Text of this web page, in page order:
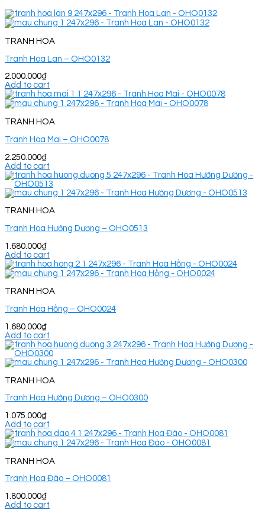
TRANH HOA
Tranh Hoa Lan – OHO0132
2.000.000₫
Add to cart
TRANH HOA
Tranh Hoa Mai – OHO0078
2.250.000₫
Add to cart
TRANH HOA
Tranh Hoa Hướng Dương – OHO0513
1.680.000₫
Add to cart
TRANH HOA
Tranh Hoa Hồng – OHO0024
1.680.000₫
Add to cart
TRANH HOA
Tranh Hoa Hướng Dương – OHO0300
1.075.000₫
Add to cart
TRANH HOA
Tranh Hoa Đào – OHO0081
1.800.000₫
Add to cart